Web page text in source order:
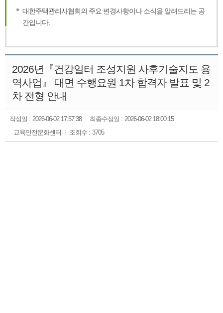
대한주택관리사협회의 주요 변경사항이나 소식을 알려드리는 공
간입니다.
2026년『건강일터 조성지원 사후기술지도 용
역사업』 대면 수행요원 1차 합격자 발표 및 2
차 전형 안내
작성일 : 2026-06-02 17:57:38 최종수정일 : 2026-06-02 18:00:15
교육안전문화센터
조회수 : 3705